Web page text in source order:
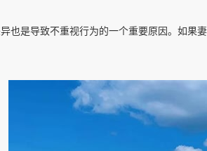
也是导致不重视行为的一个重要原因。如果